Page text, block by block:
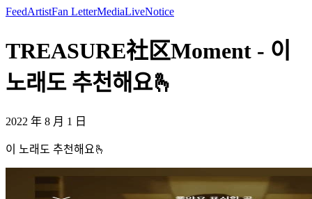
FeedArtistFan LetterMediaLiveNotice
TREASURE社区Moment - 이
노래도 추천해요🫰
2022 年 8 月 1 日
이 노래도 추천해요🫰